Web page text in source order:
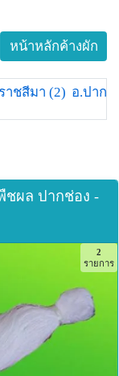
หน้าหลักค้างผัก
าชสีมา (2) อ.ปากช่
ชผล ปากช่อง -
2
รายการ